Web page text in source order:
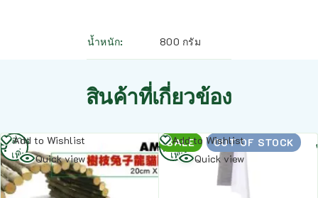
น้ำหนัก 800 กรัม
สินค้าที่เกี่ยวข้อง
Add to Wishlist
Quick view
อ่าน
เพิ่ม
SALE OUT OF STOCK
Add to Wishlist
Quick view
อ่าน
เพิ่ม